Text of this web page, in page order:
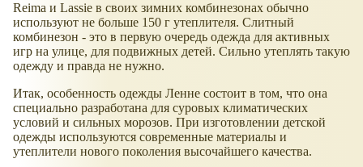
Reima и Lassie в своих зимних комбинезонах обычно
используют не больше 150 г утеплителя. Слитный
комбинезон - это в первую очередь одежда для активных
игр на улице, для подвижных детей. Сильно утеплять такую
одежду и правда не нужно.
Итак, особенность одежды Ленне состоит в том, что она
специально разработана для суровых климатических
условий и сильных морозов. При изготовлении детской
одежды используются современные материалы и
утеплители нового поколения высочайшего качества.